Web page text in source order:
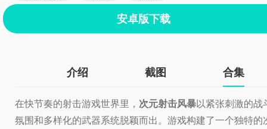
安卓版下载
介绍 截图 合集
在快节奏的射击游戏世界里， 次元射击风暴以紧张刺激的战
氛围和多样化的武器系统脱颖而出。游戏构建了一个独特的